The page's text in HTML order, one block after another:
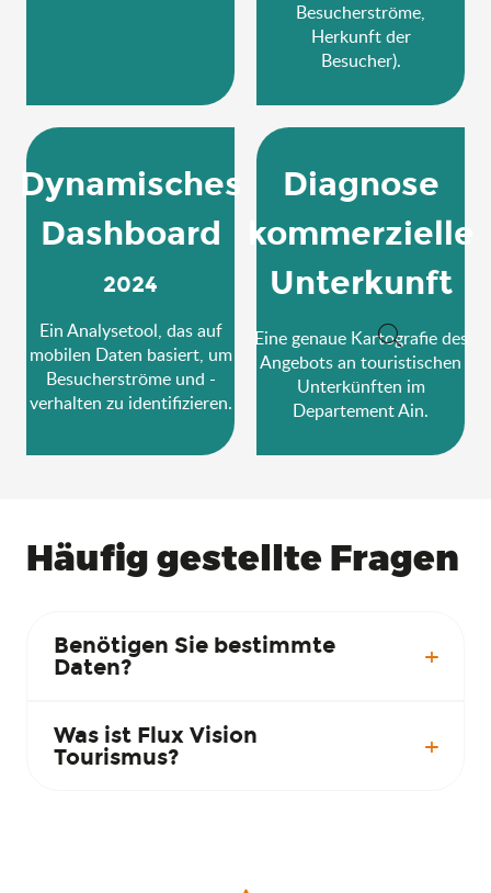
Suche
Besucherströme,
Herkunft der
Besucher).
Dynamisches
Dashboard
2024
Ein Analysetool, das auf
mobilen Daten basiert, um
Besucherströme und -
verhalten zu identifizieren.
Diagnose
kommerzielle
Unterkunft
Eine genaue Kartografie des
Angebots an touristischen
Unterkünften im
Departement Ain.
Häufig gestellte Fragen
Benötigen Sie bestimmte
Daten?
Was ist Flux Vision
Tourismus?